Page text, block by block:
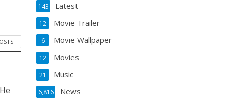
Latest
143
Movie Trailer
12
Movie Wallpaper
6
Movies
12
Music
21
News
6,816